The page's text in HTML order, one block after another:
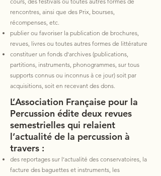
rencontres, ainsi que des Prix, bourses,
récompenses, etc.
publier ou favoriser la publication de brochures,
revues, livres ou toutes autres formes de littérature
constituer un fonds d'archives (publications,
partitions, instruments, phonogrammes, sur tous
supports connus ou inconnus à ce jour) soit par
acquisitions, soit en recevant des dons.
L’Association Française pour la
Percussion édite deux revues
semestrielles qui relaient
l’actualité de la percussion à
travers :
des reportages sur l’actualité des conservatoires, la
facture des baguettes et instruments, les